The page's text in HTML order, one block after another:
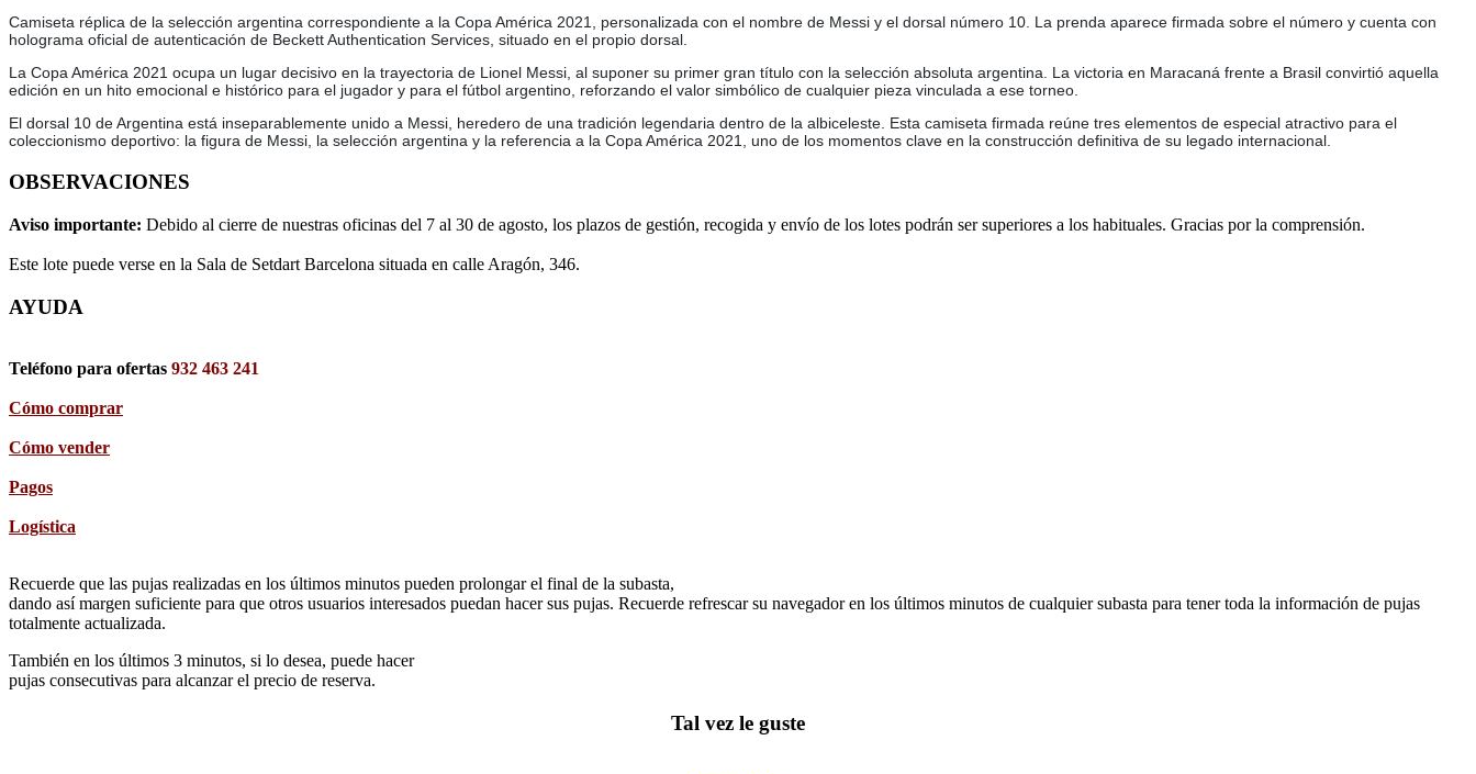
Camiseta réplica de la selección argentina correspondiente a la Copa América 2021, personalizada con el nombre de Messi y el dorsal número 10. La prenda aparece firmada sobre el número y cuenta con
holograma oficial de autenticación de Beckett Authentication Services, situado en el propio dorsal.
La Copa América 2021 ocupa un lugar decisivo en la trayectoria de Lionel Messi, al suponer su primer gran título con la selección absoluta argentina. La victoria en Maracaná frente a Brasil convirtió aquella
edición en un hito emocional e histórico para el jugador y para el fútbol argentino, reforzando el valor simbólico de cualquier pieza vinculada a ese torneo.
El dorsal 10 de Argentina está inseparablemente unido a Messi, heredero de una tradición legendaria dentro de la albiceleste. Esta camiseta firmada reúne tres elementos de especial atractivo para el
coleccionismo deportivo: la figura de Messi, la selección argentina y la referencia a la Copa América 2021, uno de los momentos clave en la construcción definitiva de su legado internacional.
OBSERVACIONES
Aviso importante: Debido al cierre de nuestras oficinas del 7 al 30 de agosto, los plazos de gestión, recogida y envío de los lotes podrán ser superiores a los habituales. Gracias por la comprensión.
Este lote puede verse en la Sala de Setdart Barcelona situada en calle Aragón, 346.
AYUDA
Teléfono para ofertas 932 463 241
Cómo comprar
Cómo vender
Pagos
Logística
Recuerde que las pujas realizadas en los últimos minutos pueden prolongar el final de la subasta,
dando así margen suficiente para que otros usuarios interesados puedan hacer sus pujas. Recuerde refrescar su navegador en los últimos minutos de cualquier subasta para tener toda la información de pujas
totalmente actualizada.
También en los últimos 3 minutos, si lo desea, puede hacer
pujas consecutivas para alcanzar el precio de reserva.
Tal vez le guste